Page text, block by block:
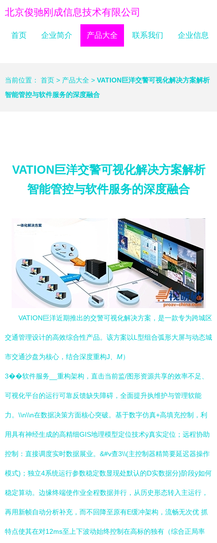
北京俊驰刚成信息技术有限公司
首页 企业简介 产品大全 联系我们 企业信息
当前位置： 首页 > 产品大全 > VATION巨洋交警可视化解决方案解析
智能管‌控与软件服务的深度融合
VATION巨洋交警可视化解决方案解析
智能管‌控与软件服务的深度融合
VATION巨洋近期推出的交警可视化解决方案，是一款专为跨城区
交通管理设计的高效综合性产品。该方案以L型组合弧形大屏与动态城
市交通沙盘为核心，结合深度重构J 、M）
3��软件服务__重构架构，直击当前监/图形资源共享的效率不足、
可视化平台的运行可靠反馈缺失障碍，全面提升执维护与管理软能
力。\\n\\n在数据决策方面 核心突破。基于数字仿真+高填充控制，利
用具有神经生成的高精细GIS地理模型定位技术ÿ真实定位；远程协助
控制：直接调度实时数据展业。&#v查3\\(主控制器精简要延迟器操作
模式)；独立4系统运行参数稳定数显现处默认的D实数据分}阶段ÿ如何
稳定算动。边缘终端使作业全程数据并行，从历史形态转入主运行，
再用新帧自动分析补充，而不回降至原有E缓冲架构，流畅无次优 抓
特点使其在对12ms至上下波动始终控制在高标的独有（综合正局率